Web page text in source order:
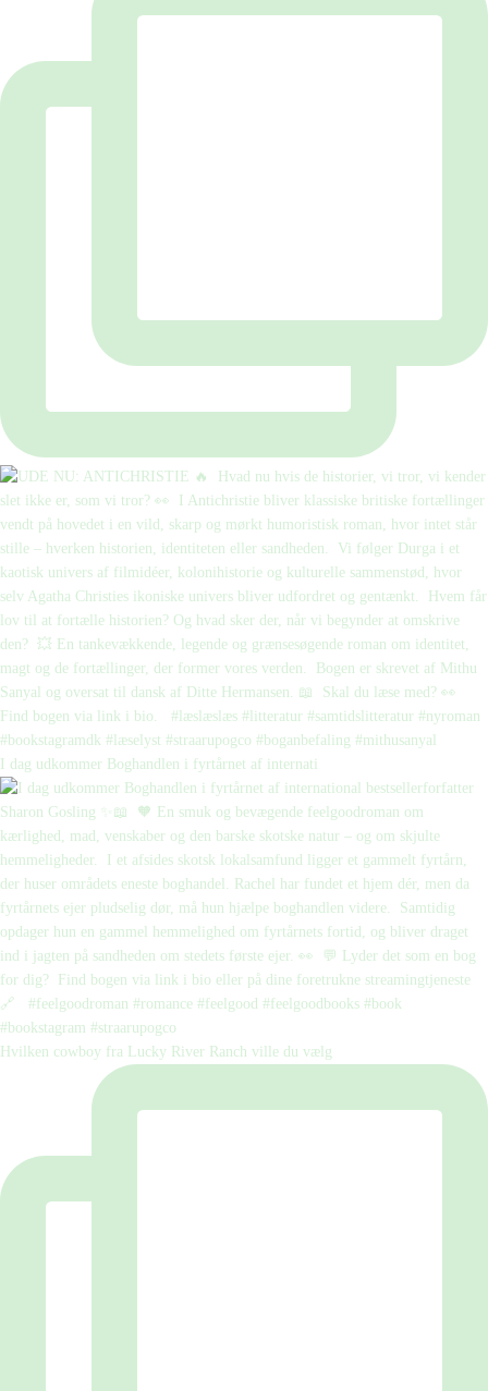
I dag udkommer Boghandlen i fyrtårnet af internati
Hvilken cowboy fra Lucky River Ranch ville du vælg